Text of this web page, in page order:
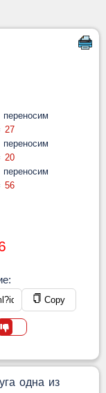
27
20
56
Copy
одна из